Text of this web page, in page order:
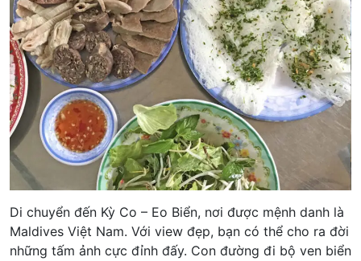
Di chuyển đến Kỳ Co – Eo Biển, nơi được mệnh danh là
Maldives Việt Nam. Với view đẹp, bạn có thể cho ra đời
những tấm ảnh cực đỉnh đấy. Con đường đi bộ ven biển